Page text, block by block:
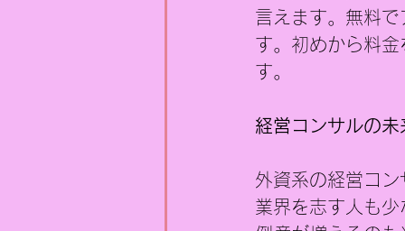
言えます。無料
す。初めから料
す。
経営コンサルの未
外資系の経営コ
業界を志す人も